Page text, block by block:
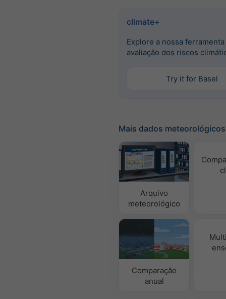
climate+
Explore a nossa
avaliação dos riscos
Try it for Basel
Mais dados meteorológicos
Arquivo
meteorológico
Comparação
anual